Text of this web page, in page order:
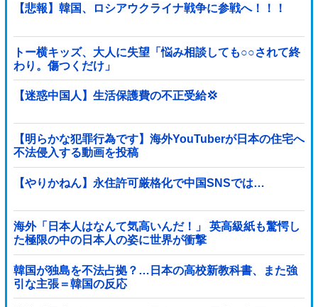
【悲報】韓国、ロシアウクライナ戦争に参戦へ！！！
トー横キッズ、大人に失望「悩み相談しても○○されて終
わり。傷つくだけ」
【迷惑中国人】生活保護費の不正受給💢
【明らかな犯罪行為です】海外YouTuberが日本の住宅へ
不法侵入する動画を投稿
【やりかねん】永住許可厳格化で中国SNSでは…
海外「日本人はなんて気高いんだ！」 英高級紙も驚愕し
た極限の中の日本人の姿に世界が衝撃
韓国が独島を不法占拠？…日本の高校新教科書、また強
引な主張＝韓国の反応